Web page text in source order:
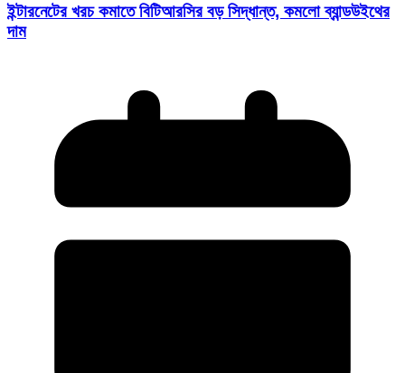
ইন্টারনেটের খরচ কমাতে বিটিআরসির বড় সিদ্ধান্ত, কমলো ব্যান্ডউইথের
দাম